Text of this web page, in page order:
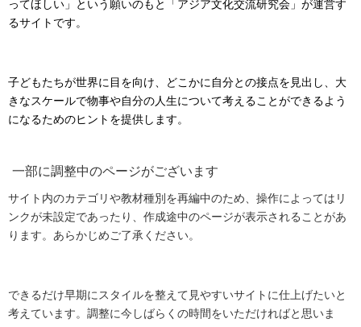
ってほしい」という願いのもと「アジア文化交流研究会」が運営す
るサイトです。
子どもたちが世界に目を向け、どこかに自分との接点を見出し、大
きなスケールで物事や自分の人生について考えることができるよう
になるためのヒントを提供します。
一部に調整中のページがございます
サイト内のカテゴリや教材種別を再編中のため、操作によってはリ
ンクが未設定であったり、作成途中のページが表示されることがあ
ります。あらかじめご了承ください。
できるだけ早期にスタイルを整えて見やすいサイトに仕上げたいと
考えています。調整に今しばらくの時間をいただければと思いま